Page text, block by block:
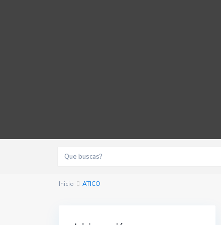
Inicio ATICO